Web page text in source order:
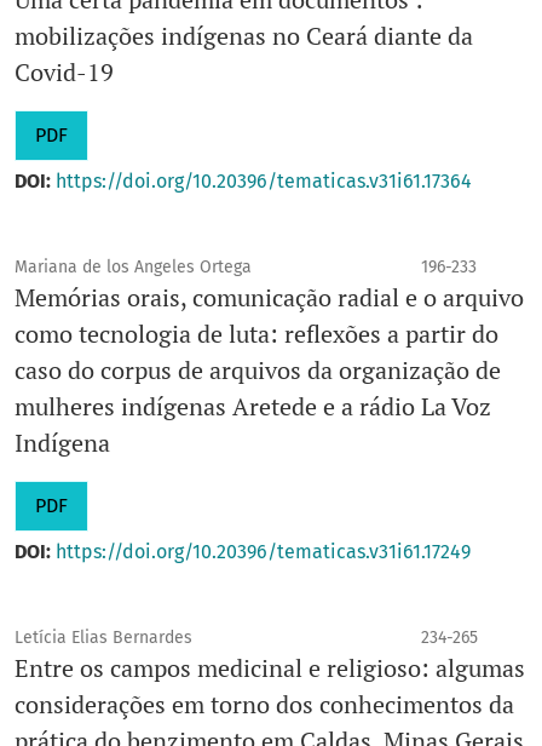
mobilizações indígenas no Ceará diante da
Covid-19
PDF
DOI: https://doi.org/10.20396/tematicas.v31i61.17364
Mariana de los Angeles Ortega 196-233
Memórias orais, comunicação radial e o arquivo
como tecnologia de luta: reflexões a partir do
caso do corpus de arquivos da organização de
mulheres indígenas Aretede e a rádio La Voz
Indígena
PDF
DOI: https://doi.org/10.20396/tematicas.v31i61.17249
Letícia Elias Bernardes 234-265
Entre os campos medicinal e religioso: algumas
considerações em torno dos conhecimentos da